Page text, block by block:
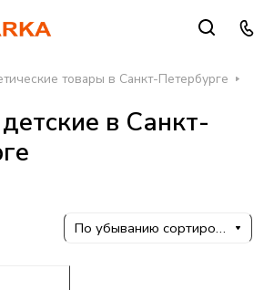
товары в Санкт-Петербурге
в Санкт-
По убыванию сортировки